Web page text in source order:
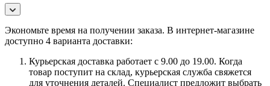
Экономьте время на получении заказа. В интернет-магазине
доступно 4 варианта доставки:
Курьерская доставка работает с 9.00 до 19.00. Когда
товар поступит на склад, курьерская служба свяжется
для уточнения деталей. Специалист предложит выбрать